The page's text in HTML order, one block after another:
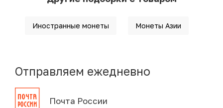
Иностранные монеты Монеты Азии
Отправляем ежедневно
Почта России